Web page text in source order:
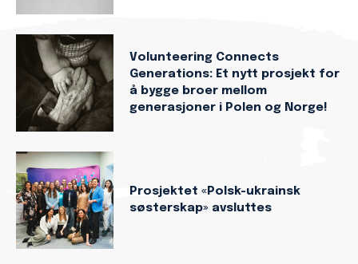
Volunteering Connects
Generations: Et nytt prosjekt for
å bygge broer mellom
generasjoner i Polen og Norge!
Prosjektet «Polsk-ukrainsk
søsterskap» avsluttes